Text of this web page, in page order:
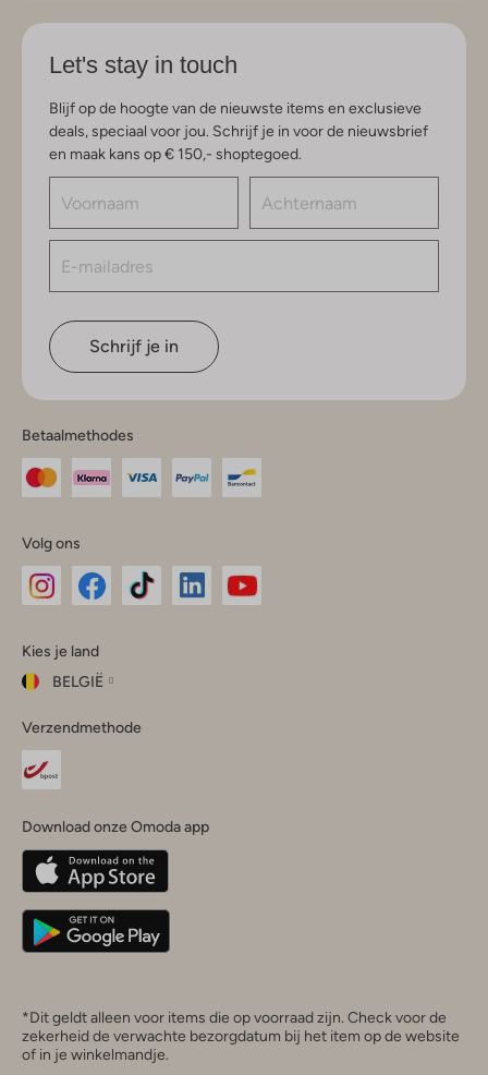
Let's stay in touch
Blijf op de hoogte van de nieuwste items en exclusieve
deals, speciaal voor jou. Schrijf je in voor de nieuwsbrief
en maak kans op € 150,- shoptegoed.
Schrijf je in
Betaalmethodes
Volg ons
InstagramFacebook
Kies je land
BELGIË
je
land
Belgique(Français)
Deutschland
Verzendmethode
Download onze Omoda app
*Dit geldt alleen voor items die op voorraad zijn. Check voor de
zekerheid de verwachte bezorgdatum bij het item op de website
of in je winkelmandje.